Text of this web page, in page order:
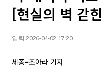
[현실의 벽 갇
입력 2026-04-02 17:20
세종=조아라 기자